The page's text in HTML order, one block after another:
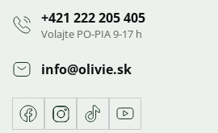
+421 222 205 405
Volajte PO-PIA 9-17 h
info@olivie.sk
FacebookInstagram
TikTokYoutube